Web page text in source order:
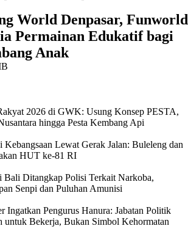
World Denpasar, Funworld
Permainan Edukatif bagi
Anak
2026 di GWK: Usung Konsep PESTA,
hingga Pesta Kembang Api
Kebangsaan Lewat Gerak Jalan: Buleleng dan
HUT ke-81 RI
Ditangkap Polisi Terkait Narkoba,
Senpi dan Puluhan Amunisi
Ingatkan Pengurus Hanura: Jabatan Politik
untuk Bekerja, Bukan Simbol Kehormatan